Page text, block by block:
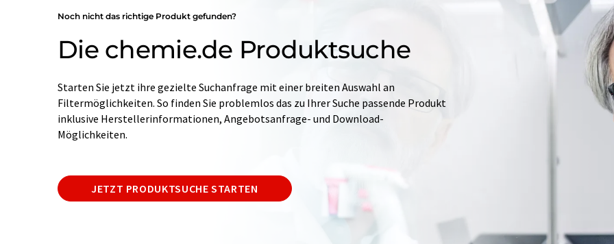
Noch nicht das richtige Produkt gefunden?
Die chemie.de Produktsuche
Starten Sie jetzt ihre gezielte Suchanfrage mit einer breiten Auswahl an
Filtermöglichkeiten. So finden Sie problemlos das zu Ihrer Suche passende Produkt
inklusive Herstellerinformationen, Angebotsanfrage- und Download-
Möglichkeiten.
JETZT PRODUKTSUCHE STARTEN